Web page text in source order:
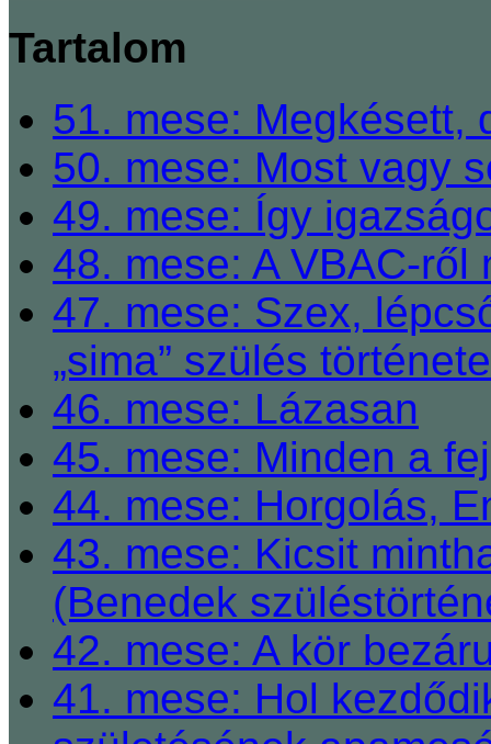
Tartalom
51. mese: Megkésett,
50. mese: Most vagy
49. mese: Így
48. mese: A VBAC-
47. mese: Szex,
„sima” szülés
46. mese: Lázasan
45. mese: Minden a
44. mese: Horgolás,
43. mese: Kicsit
(Benedek
42. mese: A kör
41. mese: Hol